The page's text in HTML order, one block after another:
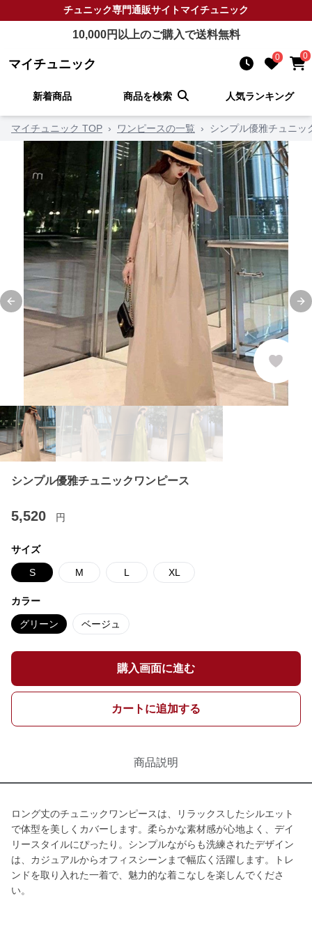
チュニック専門通販サイトマイチュニック
10,000円以上のご購入で送料無料
マイチュニック 0 0
新着商品 商品を検索 人気ランキング
マイチュニック TOP › ワンピースの一覧 › シンプル優雅チュニッ
Previous slide
シンプル優雅チュニックワンピース
5,520 円
サイズ
S M L XL
カラー
グリーン ベージュ
購入画面に進む
カートに追加する
商品説明
ロング丈のチュニックワンピースは、リラックスしたシルエット
で体型を美しくカバーします。柔らかな素材感が心地よく、デイ
リースタイルにぴったり。シンプルながらも洗練されたデザイン
は、カジュアルからオフィスシーンまで幅広く活躍します。トレ
ンドを取り入れた一着で、魅力的な着こなしを楽しんでくださ
い。